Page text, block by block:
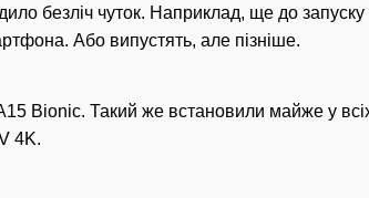
безліч чуток. Наприклад, ще до
Або випустять, але пізніше.
Bionic. Такий же встановили майже у
4K.